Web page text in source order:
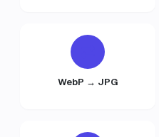
WebP → JPG